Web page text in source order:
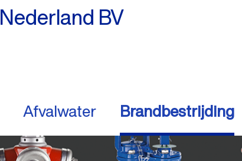
Nederland BV
Afvalwater Brandbestrijding